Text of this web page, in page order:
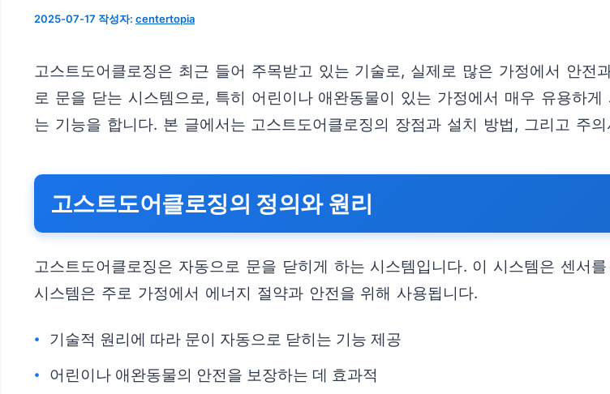
2025-07-17 작성자: centertopia
고스트도어클로징은 최근 들어 주목받고 있는 기술로, 실제로 많은 가정에서 안
로 문을 닫는 시스템으로, 특히 어린이나 애완동물이 있는 가정에서 매우 유용하
는 기능을 합니다. 본 글에서는 고스트도어클로징의 장점과 설치 방법, 그리고 주
고스트도어클로징의 정의와 원리
고스트도어클로징은 자동으로 문을 닫히게 하는 시스템입니다. 이 시스템은 센서
시스템은 주로 가정에서 에너지 절약과 안전을 위해 사용됩니다.
기술적 원리에 따라 문이 자동으로 닫히는 기능 제공
어린이나 애완동물의 안전을 보장하는 데 효과적